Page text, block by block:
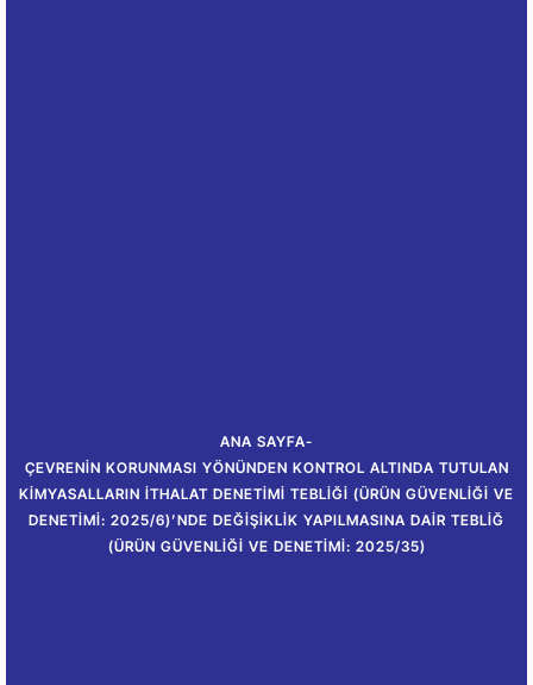
ANA SAYFA-
ÇEVRENIN KORUNMASI YÖNÜNDEN KONTROL ALTINDA TUTULAN
KIMYASALLARIN İTHALAT DENETIMI TEBLIĞI (ÜRÜN GÜVENLIĞI VE
DENETIMI: 2025/6)’NDE DEĞIŞIKLIK YAPILMASINA DAIR TEBLIĞ
(ÜRÜN GÜVENLIĞI VE DENETIMI: 2025/35)